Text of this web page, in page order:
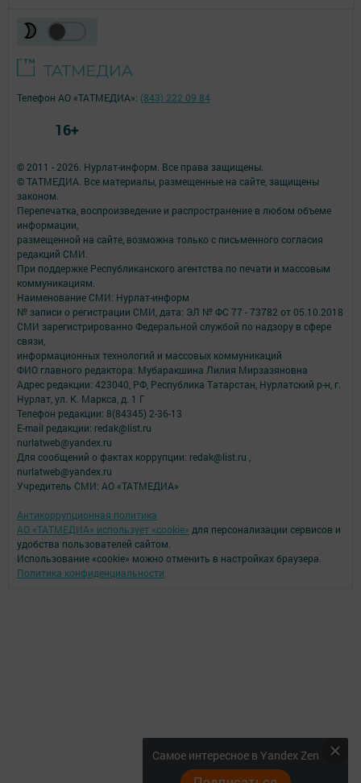
Самое интересное в Yandex Zen
© 2011 - 2026. Нурлат-⁠информ. Все права защищены.
© ТАТМЕДИА. Все материалы, размещенные на сайте, защищены
законом.
Перепечатка, воспроизведение и распространение в любом объеме
информации,
размещенной на сайте, возможна только с письменного согласия
редакций СМИ.
При поддержке Республиканского агентства по печати и массовым
коммуникациям.
Наименование СМИ: Нурлат-⁠информ
№ записи о регистрации СМИ, дата: ЭЛ № ФС 77 -⁠ 73782 от 05.10.2018
СМИ зарегистрированно Федеральной службой по надзору в сфере
связи,
информационных технологий и массовых коммуникаций
ФИО главного редактора: Мубаракшина Лилия Мирзазяновна
Адрес редакции: 423040, РФ, Республика Татарстан, Нурлатский р-н, г.
Нурлат, ул. К. Маркса, д. 1 Г
Телефон редакции: 8(84345) 2-36-13
E-mail редакции: redak@list.ru
nurlatweb@yandex.ru
Для сообщений о фактах коррупции: redak@list.ru ,
nurlatweb@yandex.ru
Учредитель СМИ: АО «ТАТМЕДИА»
Антикоррупционная политика
АО «ТАТМЕДИА» использует «cookie» для персонализации сервисов и
удобства пользователей сайтом.
Использование «cookie» можно отменить в настройках браузера.
Политика конфиденциальности
Телефон АО «ТАТМЕДИА»: (843) 222 09 84
16+